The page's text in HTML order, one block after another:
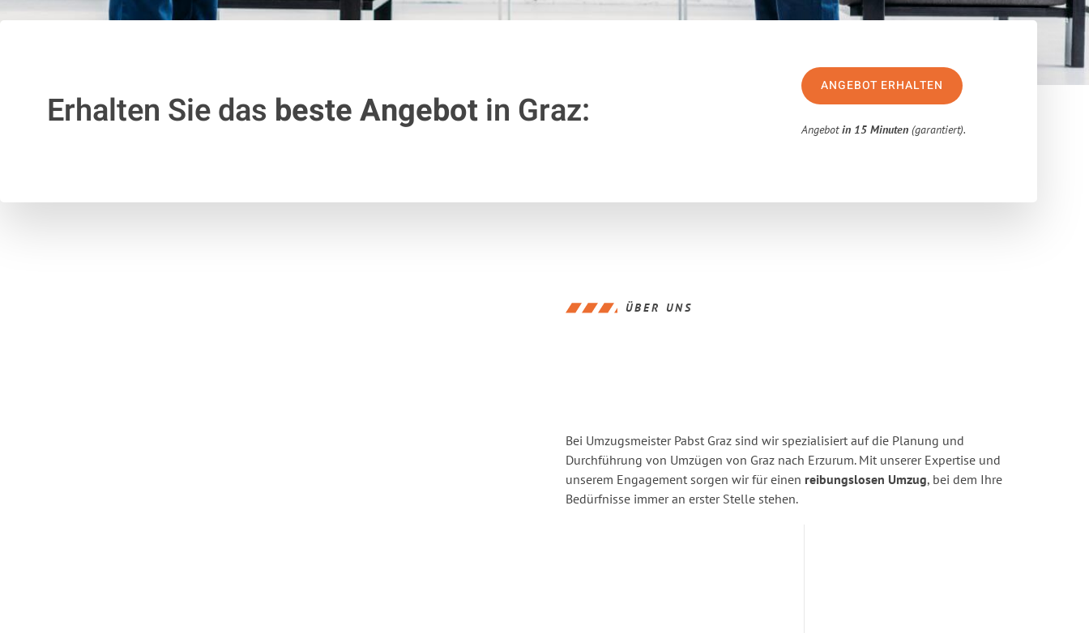
Erhalten Sie das beste Angebotin Graz:
ANGEBOT ERHALTEN
Angebotin 15 Minuten (garantiert).
ÜBER UNS
Bei Umzugsmeister Pabst Graz sind wir spezialisiert auf die Planung und
Durchführung von Umzügen von Graz nach Erzurum. Mit unserer Expertise und
unserem Engagement sorgen wir für einen reibungslosen Umzug, bei dem Ihre
Bedürfnisse immer an erster Stelle stehen.